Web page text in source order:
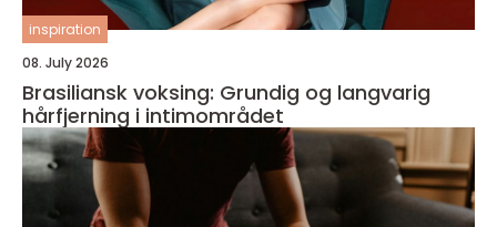
inspiration
08. July 2026
Brasiliansk voksing: Grundig og langvarig
hårfjerning i intimområdet